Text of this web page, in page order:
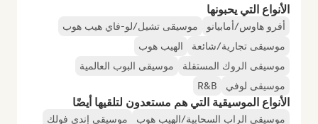
الأنواع التي يحبونها
أفرو هاوس/أمابيانو
موسيقى تشيل/لو-فاي هيب هوب
موسيقى تجارية/شائعة
الهيب هوب
موسيقى الروك المستقلة
موسيقى البوب العالمية
موسيقى لوفي
R&B
الأنواع الموسيقية التي هم مستعدون لتلقيها أيضًا
موسيقى الراب السحابية/الهيب هوب
موسيقى إندي فولك